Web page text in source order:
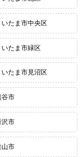
いたま市中央区
いたま市緑区
いたま市見沼区
谷市
沢市
山市